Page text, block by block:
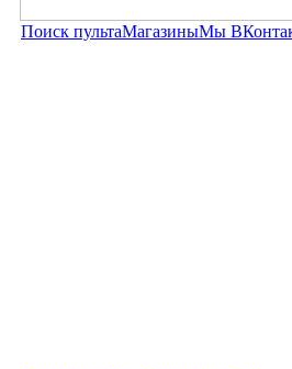
Поиск пультаМагазиныМы